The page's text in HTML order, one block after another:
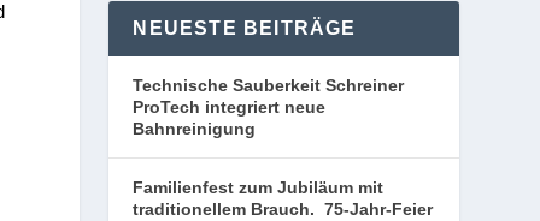
NEUESTE BEITRÄGE
Technische Sauberkeit Schreiner
ProTech integriert neue
Bahnreinigung
Familienfest zum Jubiläum mit
traditionellem Brauch. 75-Jahr-Feier